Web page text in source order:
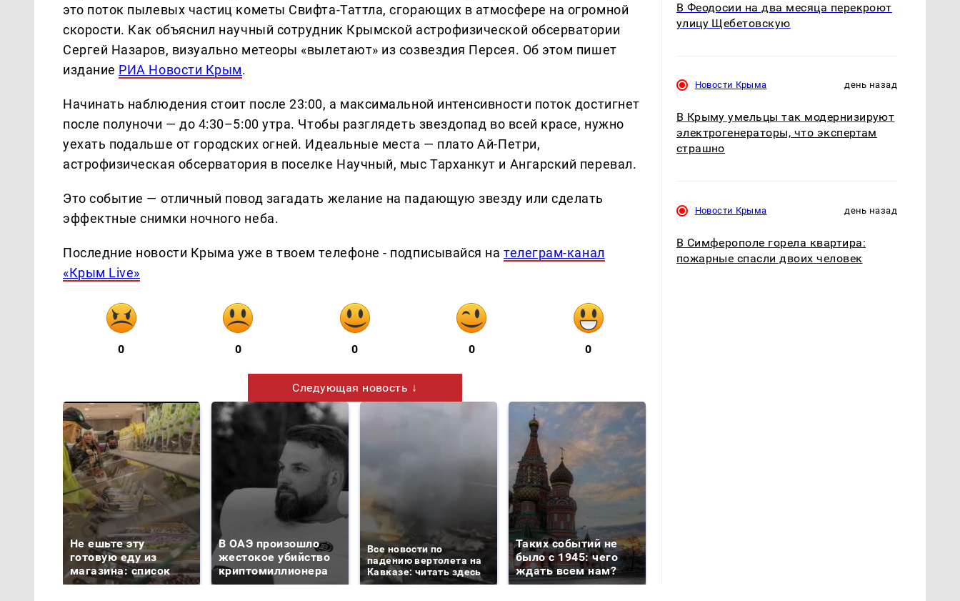
это поток пылевых частиц кометы Свифта-Таттла, сгорающих в атмосфере на огромной
скорости. Как объяснил научный сотрудник Крымской астрофизической обсерватории
Сергей Назаров, визуально метеоры «вылетают» из созвездия Персея. Об этом пишет
издание РИА Новости Крым.
Начинать наблюдения стоит после 23:00, а максимальной интенсивности поток достигнет
после полуночи — до 4:30–5:00 утра. Чтобы разглядеть звездопад во всей красе, нужно
уехать подальше от городских огней. Идеальные места — плато Ай-Петри,
астрофизическая обсерватория в поселке Научный, мыс Тарханкут и Ангарский перевал.
Это событие — отличный повод загадать желание на падающую звезду или сделать
эффектные снимки ночного неба.
Последние новости Крыма уже в твоем телефоне - подписывайся нателеграм-канал
«Крым Live»
0 0 0 0 0
Следующая новость ↓
Не ешьте эту
готовую еду из
магазина: список
В ОАЭ произошло
жестокое убийство
криптомиллионера
Все новости по
падению вертолета на
Кавказе: читать здесь
Таких событий не
было с 1945: чего
ждать всем нам?
В Феодосии на два месяца перекроют
улицу Щебетовскую
Новости Крыма день назад
В Крыму умельцы так модернизируют
электрогенераторы, что экспертам
страшно
Новости Крыма день назад
В Симферополе горела квартира:
пожарные спасли двоих человек